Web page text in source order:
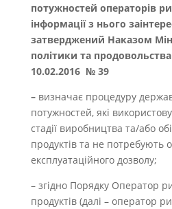
потужностей операторів
інформації з нього
затверджений Наказом
політики та
10.02.2016 № 39
–визначає процедуру
потужностей, які
стадії виробництва та/або
продуктів та не потребують
експлуатаційного дозволу;
– згідно Порядку Оператор
продуктів (далі – оператор